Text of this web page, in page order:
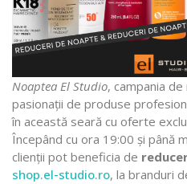
Noaptea El Studio, campania
pasionații de produse
în această seară cu oferte
Începând cu ora 19:00 și până
clienții pot beneficia de
shop.el-studio.ro, la branduri